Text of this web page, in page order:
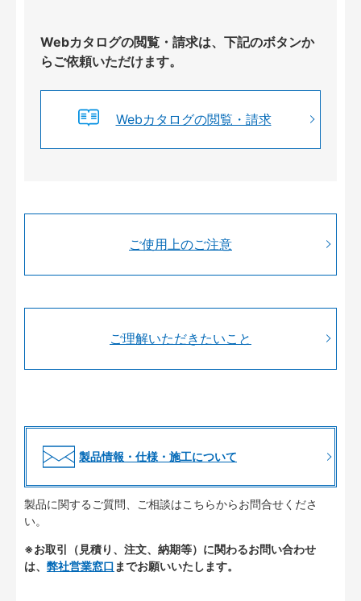
Webカタログの閲覧・請求は、下記のボタンか
らご依頼いただけます。
Webカタログの閲覧・請求
ご使用上のご注意
ご理解いただきたいこと
製品情報・仕様・施工について
製品に関するご質問、ご相談はこちらからお問合せくださ
い。
※お取引（見積り、注文、納期等）に関わるお問い合わせ
は、 弊社営業窓口 までお願いいたします。